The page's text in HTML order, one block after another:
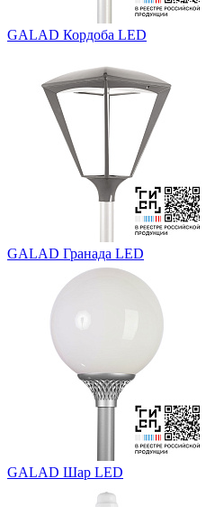
GALAD Кордоба LED
GALAD Гранада LED
GALAD Шар LED